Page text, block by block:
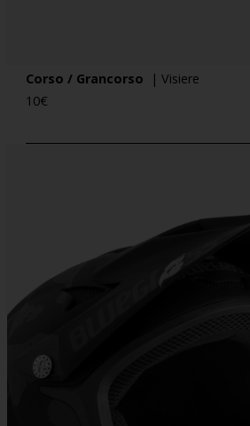
Corso / Grancorso
| Visiere
10€